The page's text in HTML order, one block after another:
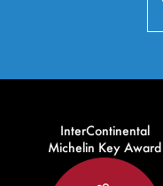
InterContinental
Michelin Key Award